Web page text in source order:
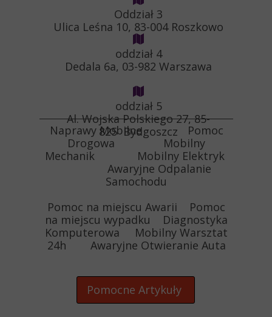
Pomocne Artykuły
Oddział 3
Ulica Leśna 10, 83-004 Roszkowo
oddział 4
Dedala 6a, 03-982 Warszawa
oddział 5
Al. Wojska Polskiego 27, 85-
825 Bydgoszcz
Naprawy Mobilne Pomoc
Drogowa Mobilny
Mechanik Mobilny Elektryk
Awaryjne Odpalanie
Samochodu
Pomoc na miejscu Awarii Pomoc
na miejscu wypadku Diagnostyka
Komputerowa Mobilny Warsztat
24h Awaryjne Otwieranie Auta